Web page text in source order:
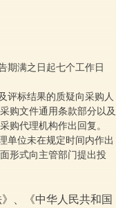
期满之日起七个工作日
评标结果的质疑向采购人
购文件通用条款部分以及
购代理机构作出回复。
单位未在规定时间内作出
形式向主管部门提出投
、《中华人民共和国